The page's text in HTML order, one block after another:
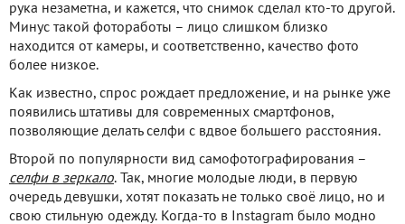
рука незаметна, и кажется, что снимок сделал кто-то другой.
Минус такой фотоработы – лицо слишком близко
находится от камеры, и соответственно, качество фото
более низкое.
Как известно, спрос рождает предложение, и на рынке уже
появились штативы для современных смартфонов,
позволяющие делать селфи с вдвое большего расстояния.
Второй по популярности вид самофотографирования –
селфи в зеркало. Так, многие молодые люди, в первую
очередь девушки, хотят показать не только своё лицо, но и
свою стильную одежду. Когда-то в Instagram было модно